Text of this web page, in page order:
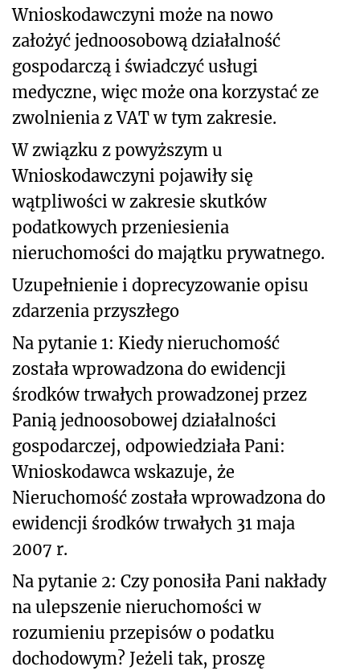
Wnioskodawczyni może na nowo
założyć jednoosobową działalność
gospodarczą i świadczyć usługi
medyczne, więc może ona korzystać ze
zwolnienia z VAT w tym zakresie.
W związku z powyższym u
Wnioskodawczyni pojawiły się
wątpliwości w zakresie skutków
podatkowych przeniesienia
nieruchomości do majątku prywatnego.
Uzupełnienie i doprecyzowanie opisu
zdarzenia przyszłego
Na pytanie 1: Kiedy nieruchomość
została wprowadzona do ewidencji
środków trwałych prowadzonej przez
Panią jednoosobowej działalności
gospodarczej, odpowiedziała Pani:
Wnioskodawca wskazuje, że
Nieruchomość została wprowadzona do
ewidencji środków trwałych 31 maja
2007 r.
Na pytanie 2: Czy ponosiła Pani nakłady
na ulepszenie nieruchomości w
rozumieniu przepisów o podatku
dochodowym? Jeżeli tak, proszę